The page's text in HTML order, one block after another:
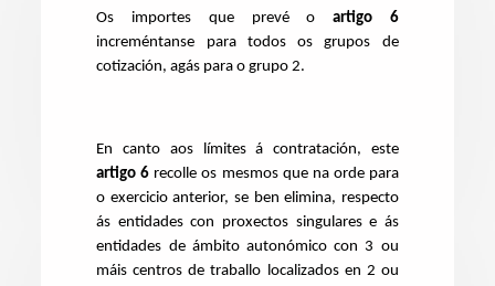
Os importes que prevé o artigo 6
increméntanse para todos os grupos de
cotización, agás para o grupo 2.
En canto aos límites á contratación, este
artigo 6 recolle os mesmos que na orde para
o exercicio anterior, se ben elimina, respecto
ás entidades con proxectos singulares e ás
entidades de ámbito autonómico con 3 ou
máis centros de traballo localizados en 2 ou